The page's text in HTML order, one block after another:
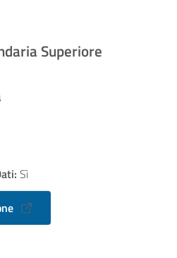
Superiore
Sì